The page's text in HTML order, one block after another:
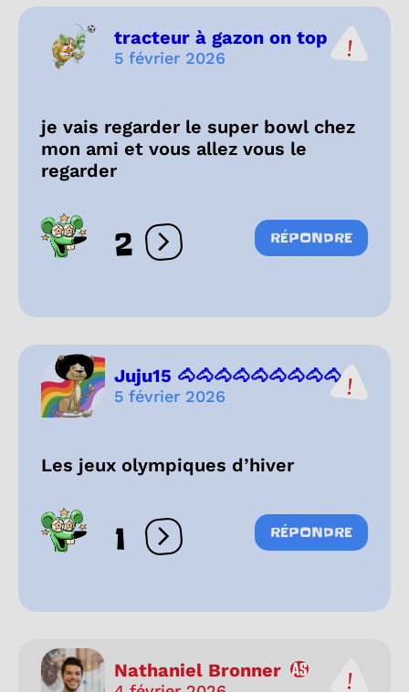
tracteur à gazon on top
5 février 2026
je vais regarder le super bowl chez
mon ami et vous allez vous le
regarder
2 Ouvrir les réactions
RÉPONDRE
Juju15 🐴🐴🐴🐴🐴🐴🐴🐴🐴...
5 février 2026
Les jeux olympiques d’hiver
1 Ouvrir les réactions
RÉPONDRE
Nathaniel Bronner